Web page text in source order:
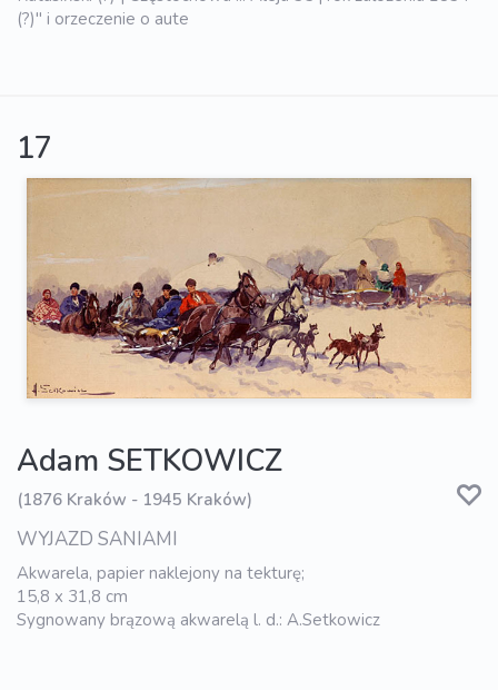
(?)" i orzeczenie o aute
17
Adam SETKOWICZ
(1876 Kraków - 1945 Kraków)
WYJAZD SANIAMI
Akwarela, papier naklejony na tekturę;
15,8 x 31,8 cm
Sygnowany brązową akwarelą l. d.: A.Setkowicz